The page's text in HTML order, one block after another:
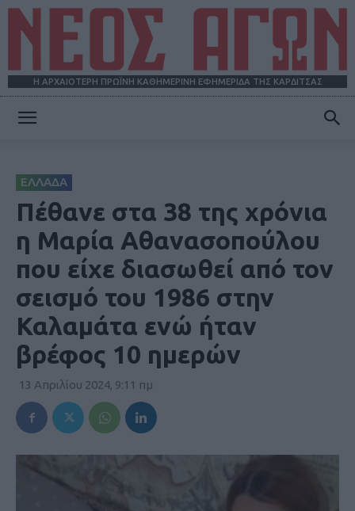
Η ΑΡΧΑΙΟΤΕΡΗ ΠΡΩΪΝΗ ΚΑΘΗΜΕΡΙΝΗ ΕΦΗΜΕΡΙΔΑ ΤΗΣ ΚΑΡΔΙΤΣΑΣ
ΕΛΛΑΔΑ
Πέθανε στα 38 της χρόνια
η Μαρία Αθανασοπούλου
που είχε διασωθεί από τον
σεισμό του 1986 στην
Καλαμάτα ενώ ήταν
βρέφος 10 ημερών
13 Απριλίου 2024, 9:11 πμ